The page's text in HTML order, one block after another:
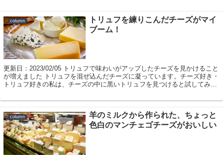
column
トリュフを練りこんだチーズがマイ
ブーム！
更新日：2023/02/05 トリュフで味わいがアップしたチーズを見かけること
が増えました トリュフを混ぜ込んだチーズに凝っています。チーズ好き・
トリュフ好きの私は、チーズの中に黒いトリュフを見つけると試してみず
column
羊のミルクから作られた、ちょっと
色白のマンチェゴチーズがおいしい